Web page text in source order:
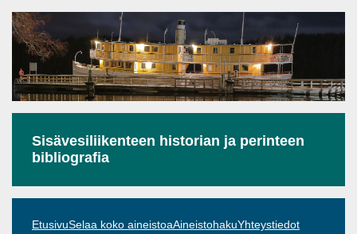
Sisävesiliikenteen historian ja perinteen
bibliografia
EtusivuSelaa koko aineistoaAineistohakuYhteystiedot